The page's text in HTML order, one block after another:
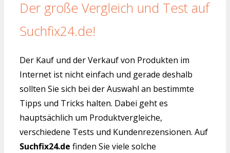
Der große Vergleich und Test auf
Suchfix24.de!
Der Kauf und der Verkauf von Produkten im
Internet ist nicht einfach und gerade deshalb
sollten Sie sich bei der Auswahl an bestimmte
Tipps und Tricks halten. Dabei geht es
hauptsächlich um Produktvergleiche,
verschiedene Tests und Kundenrezensionen. Auf
Suchfix24.de finden Sie viele solche